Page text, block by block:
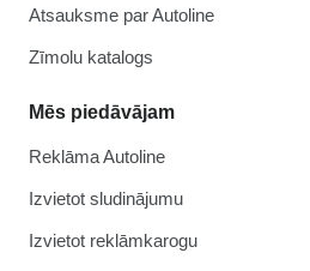
Atsauksme par Autoline
Zīmolu katalogs
Mēs piedāvājam
Reklāma Autoline
Izvietot sludinājumu
Izvietot reklāmkarogu